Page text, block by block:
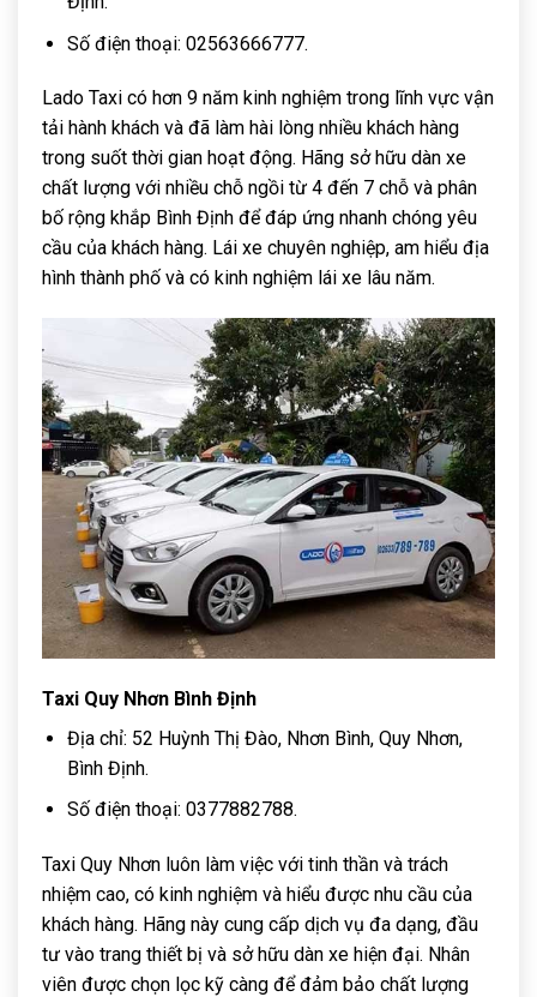
Số điện thoại: 02563666777.
Lado Taxi có hơn 9 năm kinh nghiệm trong lĩnh vực vận
tải hành khách và đã làm hài lòng nhiều khách hàng
trong suốt thời gian hoạt động. Hãng sở hữu dàn xe
chất lượng với nhiều chỗ ngồi từ 4 đến 7 chỗ và phân
bố rộng khắp Bình Định để đáp ứng nhanh chóng yêu
cầu của khách hàng. Lái xe chuyên nghiệp, am hiểu địa
hình thành phố và có kinh nghiệm lái xe lâu năm.
Taxi Quy Nhơn Bình Định
Địa chỉ: 52 Huỳnh Thị Đào, Nhơn Bình, Quy Nhơn,
Bình Định.
Số điện thoại: 0377882788.
Taxi Quy Nhơn luôn làm việc với tinh thần và trách
nhiệm cao, có kinh nghiệm và hiểu được nhu cầu của
khách hàng. Hãng này cung cấp dịch vụ đa dạng, đầu
tư vào trang thiết bị và sở hữu dàn xe hiện đại. Nhân
viên được chọn lọc kỹ càng để đảm bảo chất lượng